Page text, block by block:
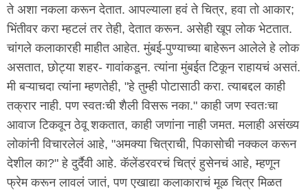
ते अशा नकला करून देतात. आपल्याला हवं ते चित्र, हवा तो आकार;
भिंतीवर करा म्हटलं तर तेही, देतात करून. असेही खूप लोक भेटतात.
चांगले कलाकारही माहीत आहेत. मुंबई-पुण्याच्या बाहेरून आलेले हे लोक
असतात, छोट्या शहर- गावांकडून. त्यांना मुंबईत टिकून राहायचं असतं.
मी बऱ्याचदा त्यांना म्हणतेही, "हे तुम्ही पोटासाठी करा. त्याबद्दल काही
तक्रार नाही. पण स्वतःची शैली विसरू नका." काही जण स्वतःचा
आवाज टिकवून ठेवू शकतात, काही जणांना नाही जमत. मलाही असंख्य
लोकांनी विचारलेलं आहे, "अमक्या चित्राची, पिकासोची नक्कल करून
देशील का?" हे दुर्दैवी आहे. कॅलेंडरवरचं चित्रं हुसेनचं आहे, म्हणून
फ्रेम करून लावलं जातं, पण एखाद्या कलाकाराचं मूळ चित्र मिळत